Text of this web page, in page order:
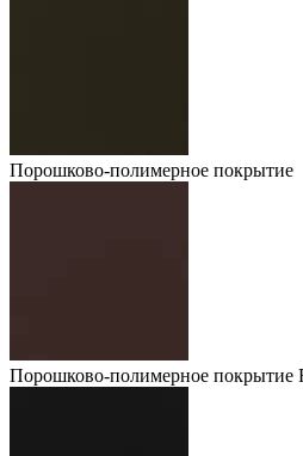
Порошково-полимерное покрытие
Порошково-полимерное покрытие